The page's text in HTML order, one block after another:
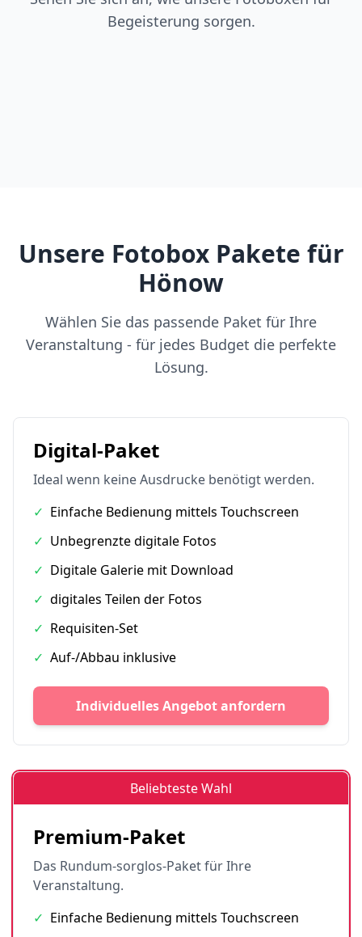
Begeisterung sorgen.
Unsere Fotobox Pakete für
Hönow
Wählen Sie das passende Paket für Ihre
Veranstaltung - für jedes Budget die perfekte
Lösung.
Digital-Paket
Ideal wenn keine Ausdrucke benötigt werden.
✓ Einfache Bedienung mittels Touchscreen
✓ Unbegrenzte digitale Fotos
✓ Digitale Galerie mit Download
✓ digitales Teilen der Fotos
✓ Requisiten-Set
✓ Auf-/Abbau inklusive
Individuelles Angebot anfordern
Beliebteste Wahl
Premium-Paket
Das Rundum-sorglos-Paket für Ihre
Veranstaltung.
✓ Einfache Bedienung mittels Touchscreen